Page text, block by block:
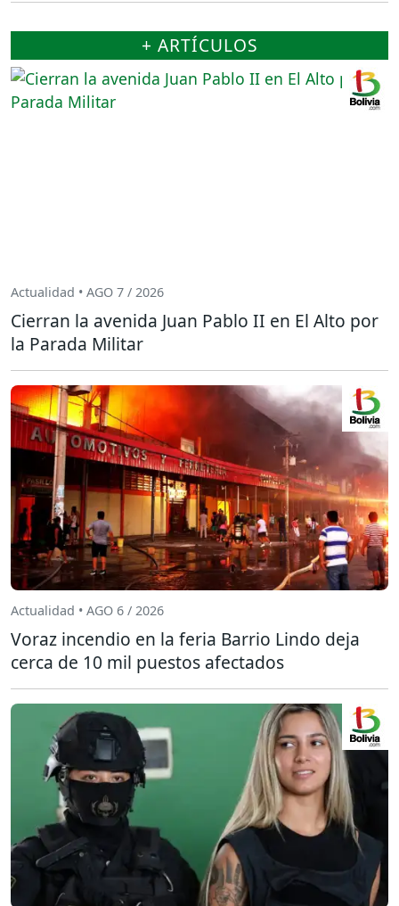
+ ARTÍCULOS
Actualidad • AGO 7 / 2026
Cierran la avenida Juan Pablo II en El Alto por
la Parada Militar
Actualidad • AGO 6 / 2026
Voraz incendio en la feria Barrio Lindo deja
cerca de 10 mil puestos afectados